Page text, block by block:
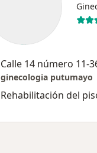
Calle 14 número 11-
ginecologia putumayo
Rehabilitación del